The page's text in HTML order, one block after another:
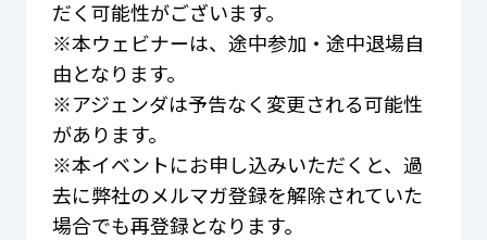
だく可能性がございます。
※本ウェビナーは、途中参加・途中退場自
由となります。
※アジェンダは予告なく変更される可能性
があります。
※本イベントにお申し込みいただくと、過
去に弊社のメルマガ登録を解除されていた
場合でも再登録となります。